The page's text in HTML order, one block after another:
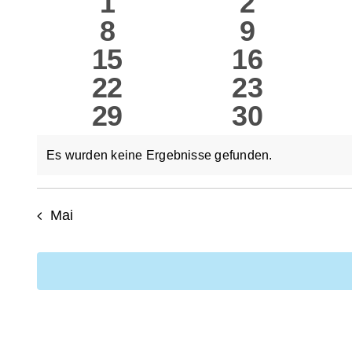
Veranstaltungen
Veranstaltungen
0
Veranstaltungen
8
0
9
0
Veranstaltungen
15
0
16
0
Veranstaltungen
22
0
23
0
Veranstaltungen
29
0
30
Es wurden keine Ergebnisse gefunden.
Mai